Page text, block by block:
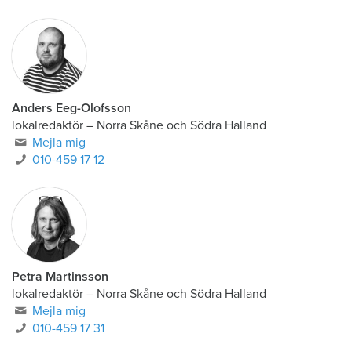
Anders Eeg-Olofsson
lokalredaktör – Norra Skåne och Södra Halland
Mejla mig
010-459 17 12
Petra Martinsson
lokalredaktör – Norra Skåne och Södra Halland
Mejla mig
010-459 17 31